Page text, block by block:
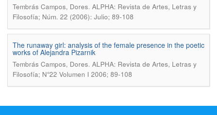
Tembrás Campos, Dores. ALPHA: Revista de Artes, Letras y
Filosofía; Núm. 22 (2006): Julio; 89-108
The runaway girl: analysis of the female presence in the poetic
works of Alejandra Pizarnik
Tembrás Campos, Dores. ALPHA: Revista de Artes, Letras y
Filosofía; N°22 Volumen I 2006; 89-108